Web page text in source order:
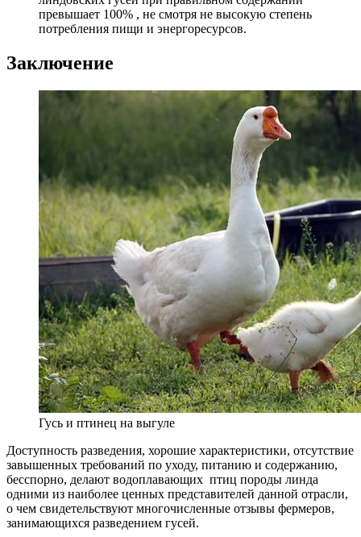
превышает 100% , не смотря не высокую степень
потребления пищи и энергоресурсов.
Заключение
Гусь и птинец на выгуле
Доступность разведения, хорошие характеристики, отсутствие
завышенных требований по уходу, питанию и содержанию,
бесспорно, делают водоплавающих птиц породы линда
одними из наиболее ценных представителей данной отрасли,
о чем свидетельствуют многочисленные отзывы фермеров,
занимающихся разведением гусей.